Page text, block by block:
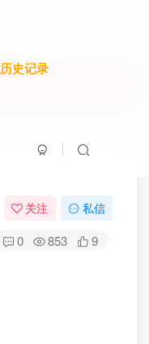
历史记录
关注 私信
0 853 9